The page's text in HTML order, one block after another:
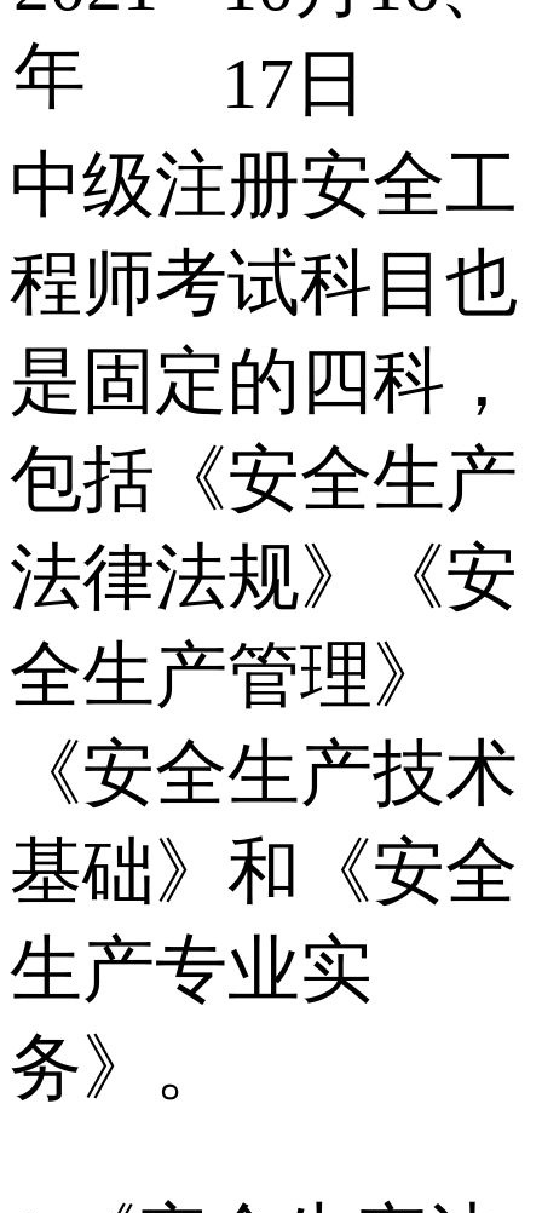
年
17日
中级注册安全工
程师考试科目也
是固定的四科，
包括《安全生产
法律法规》《安
全生产管理》
《安全生产技术
基础》和《安全
生产专业实
务》。